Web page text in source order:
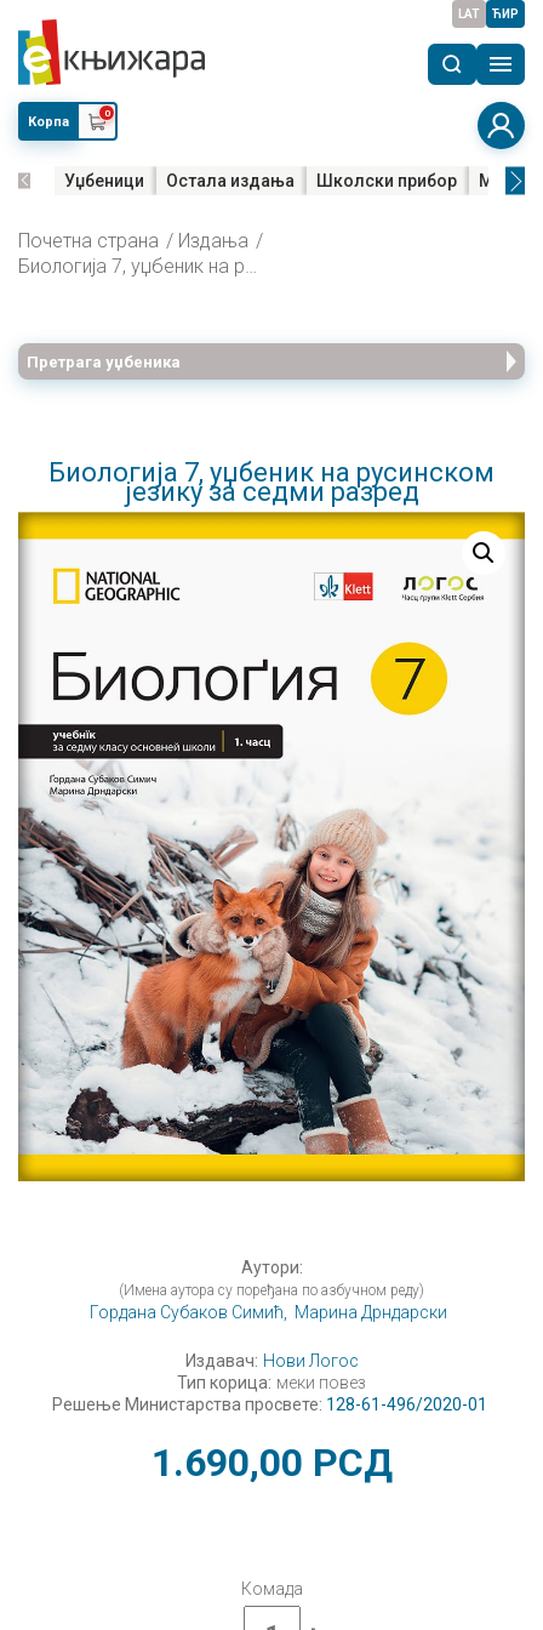
LAT ЋИР
Корпа
0
Уџбеници Остала издања Школски прибор Мала
Почетна страна
Издања
Биологија 7, уџбеник на русинском језику за седми разред
Претрага уџбеника
Биологија 7, уџбеник на русинском
језику за седми разред
Аутори:
(Имена аутора су поређана по азбучном реду)
Гордана Субаков Симић, Марина Дрндарски
Издавач: Нови Логос
Тип корица: меки повез
Решење Министарства просвете: 128-61-496/2020-01
1.690,00 РСД
Комада